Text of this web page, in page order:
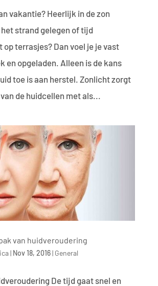
vakantie? Heerlijk in de zon
strand gelegen of tijd
op terrasjes? Dan voel je je vast
en opgeladen. Alleen is de kans
toe is aan herstel. Zonlicht zorgt
de huidcellen met als...
van huidveroudering
| Nov 18, 2016| General
De tijd gaat snel en